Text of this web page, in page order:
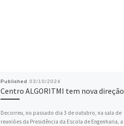
Published 03/10/2024
Centro ALGORITMI tem nova direção
Decorreu, no passado dia 3 de outubro, na sala de
reuniões da Presidência da Escola de Engenharia, a